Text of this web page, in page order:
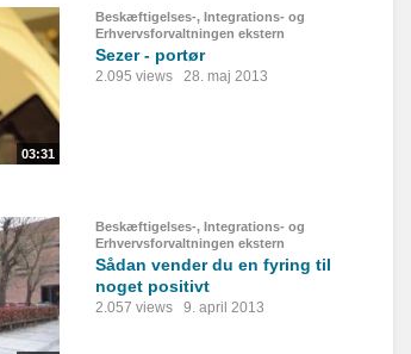
03:31
Beskæftigelses-, Integrations- og
Erhvervsforvaltningen ekstern
Sezer - portør
2.095 views 28. maj 2013
Beskæftigelses-, Integrations- og
Erhvervsforvaltningen ekstern
Sådan vender du en fyring til
noget positivt
2.057 views 9. april 2013